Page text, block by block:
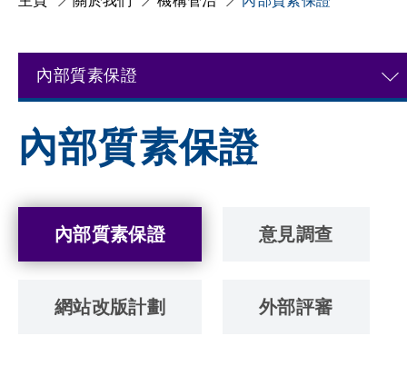
內部質素保證
內部質素保證
內部質素保證 意見調查
網站改版計劃 外部評審